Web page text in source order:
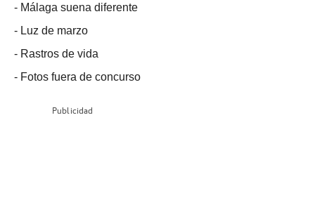
- Málaga suena diferente
- Luz de marzo
- Rastros de vida
- Fotos fuera de concurso
Publicidad